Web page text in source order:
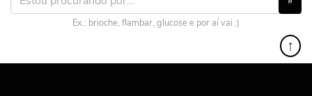
Ex.: brioche, flambar, glucose e por aí vai :)
↑